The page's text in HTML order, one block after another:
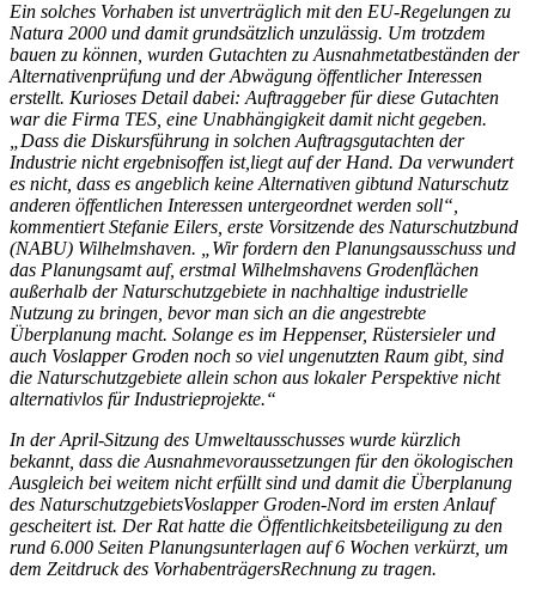
Ein solches Vorhaben ist unverträglich mit den EU-Regelungen zu
Natura 2000 und damit grundsätzlich unzulässig. Um trotzdem
bauen zu können, wurden Gutachten zu Ausnahmetatbeständen der
Alternativenprüfung und der Abwägung öffentlicher Interessen
erstellt. Kurioses Detail dabei: Auftraggeber für diese Gutachten
war die Firma TES, eine Unabhängigkeit damit nicht gegeben.
„Dass die Diskursführung in solchen Auftragsgutachten der
Industrie nicht ergebnisoffen ist,liegt auf der Hand. Da verwundert
es nicht, dass es angeblich keine Alternativen gibtund Naturschutz
anderen öffentlichen Interessen untergeordnet werden soll“,
kommentiert Stefanie Eilers, erste Vorsitzende des Naturschutzbund
(NABU) Wilhelmshaven. „Wir fordern den Planungsausschuss und
das Planungsamt auf, erstmal Wilhelmshavens Grodenflächen
außerhalb der Naturschutzgebiete in nachhaltige industrielle
Nutzung zu bringen, bevor man sich an die angestrebte
Überplanung macht. Solange es im Heppenser, Rüstersieler und
auch Voslapper Groden noch so viel ungenutzten Raum gibt, sind
die Naturschutzgebiete allein schon aus lokaler Perspektive nicht
alternativlos für Industrieprojekte.“
In der April-Sitzung des Umweltausschusses wurde kürzlich
bekannt, dass die Ausnahmevoraussetzungen für den ökologischen
Ausgleich bei weitem nicht erfüllt sind und damit die Überplanung
des NaturschutzgebietsVoslapper Groden-Nord im ersten Anlauf
gescheitert ist. Der Rat hatte die Öffentlichkeitsbeteiligung zu den
rund 6.000 Seiten Planungsunterlagen auf 6 Wochen verkürzt, um
dem Zeitdruck des VorhabenträgersRechnung zu tragen.